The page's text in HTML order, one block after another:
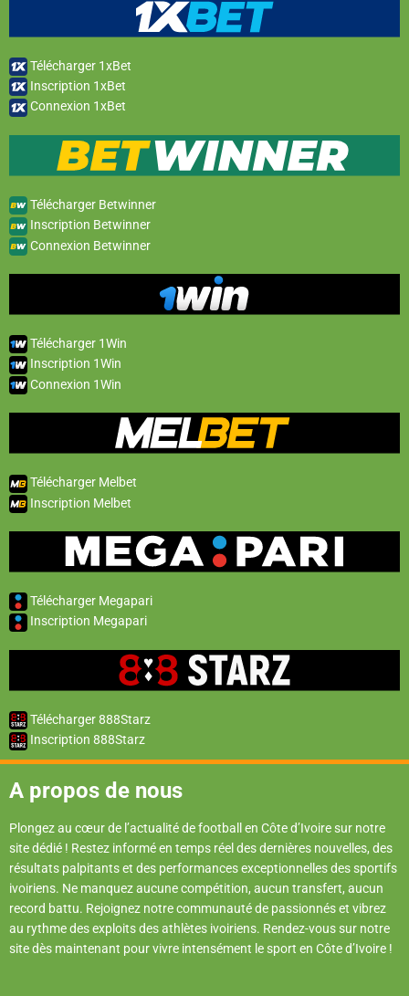
Télécharger 1xBet
Inscription 1xBet
Connexion 1xBet
Télécharger Betwinner
Inscription Betwinner
Connexion Betwinner
Télécharger 1Win
Inscription 1Win
Connexion 1Win
Télécharger Melbet
Inscription Melbet
Télécharger Megapari
Inscription Megapari
Télécharger 888Starz
Inscription 888Starz
A propos de nous
Plongez au cœur de l’actualité de football en Côte d’Ivoire sur notre
site dédié ! Restez informé en temps réel des dernières nouvelles, des
résultats palpitants et des performances exceptionnelles des sportifs
ivoiriens. Ne manquez aucune compétition, aucun transfert, aucun
record battu. Rejoignez notre communauté de passionnés et vibrez
au rythme des exploits des athlètes ivoiriens. Rendez-vous sur notre
site dès maintenant pour vivre intensément le sport en Côte d’Ivoire !